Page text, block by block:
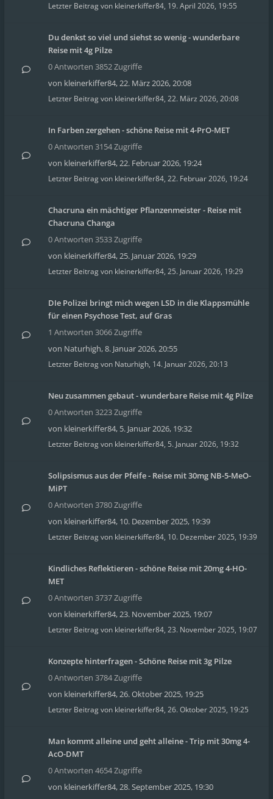
Letzter Beitrag von kleinerkiffer84, 19. April 2026, 19:55
Du denkst so viel und siehst so wenig - wunderbare
Reise mit 4g Pilze
0 Antworten 3852 Zugriffe
von kleinerkiffer84,22. März 2026, 20:08
Letzter Beitrag von kleinerkiffer84, 22. März 2026, 20:08
In Farben zergehen - schöne Reise mit 4-PrO-MET
0 Antworten 3154 Zugriffe
von kleinerkiffer84,22. Februar 2026, 19:24
Letzter Beitrag von kleinerkiffer84, 22. Februar 2026, 19:24
Chacruna ein mächtiger Pflanzenmeister - Reise mit
Chacruna Changa
0 Antworten 3533 Zugriffe
von kleinerkiffer84,25. Januar 2026, 19:29
Letzter Beitrag von kleinerkiffer84, 25. Januar 2026, 19:29
DIe Polizei bringt mich wegen LSD in die Klappsmühle
für einen Psychose Test, auf Gras
1 Antworten 3066 Zugriffe
von Naturhigh,8. Januar 2026, 20:55
Letzter Beitrag von Naturhigh, 14. Januar 2026, 20:13
Neu zusammen gebaut - wunderbare Reise mit 4g Pilze
0 Antworten 3223 Zugriffe
von kleinerkiffer84, 5. Januar 2026, 19:32
Letzter Beitrag von kleinerkiffer84, 5. Januar 2026, 19:32
Solipsismus aus der Pfeife - Reise mit 30mg NB-5-MeO-
MiPT
0 Antworten 3780 Zugriffe
von kleinerkiffer84, 10. Dezember 2025, 19:39
Letzter Beitrag von kleinerkiffer84, 10. Dezember 2025, 19:39
Kindliches Reflektieren - schöne Reise mit 20mg 4-HO-
MET
0 Antworten 3737 Zugriffe
von kleinerkiffer84,23. November 2025, 19:07
Letzter Beitrag von kleinerkiffer84, 23. November 2025, 19:07
Konzepte hinterfragen - Schöne Reise mit 3g Pilze
0 Antworten 3784 Zugriffe
von kleinerkiffer84,26. Oktober 2025, 19:25
Letzter Beitrag von kleinerkiffer84, 26. Oktober 2025, 19:25
Man kommt alleine und geht alleine - Trip mit 30mg 4-
AcO-DMT
0 Antworten 4654 Zugriffe
von kleinerkiffer84,28. September 2025, 19:30